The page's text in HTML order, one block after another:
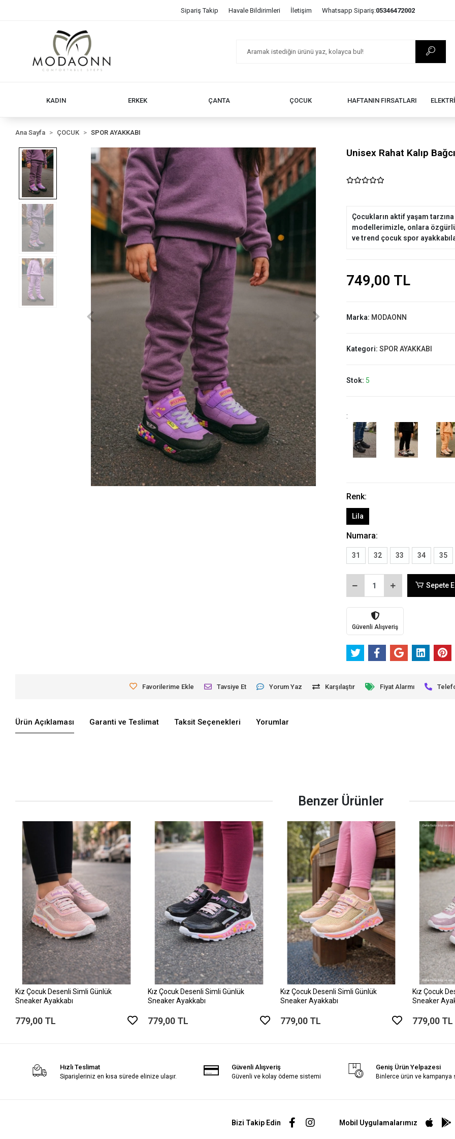
Sipariş Takip Havale Bildirimleri İletişim Whatsapp Sipariş:05346472002
KADIN ERKEK ÇANTA ÇOCUK HAFTANIN FIRSATLARI
Ana Sayfa ÇOCUK SPOR AYAKKABI
Unisex Rahat Kalıp
Çocukların aktif yaşam
modellerimizle, onlara
ve trend çocuk spor
749,00 TL
Marka: MODAONN
Kategori: SPOR AYAKKABI
Stok: 5
:
Renk:
Lila
Numara:
31 32 33 34 35
Sepete
Güvenli Alışveriş
Favorilerime Ekle Tavsiye Et Yorum Yaz Karşılaştır Fiyat Alarmı
Ürün Açıklaması Garanti ve Teslimat Taksit Seçenekleri Yorumlar
Benzer Ürünler
Kız Çocuk Desenli Simli Günlük
Sneaker Ayakkabı
779,00 TL
Kız Çocuk Desenli Simli Günlük
Sneaker Ayakkabı
779,00 TL
Kız Çocuk Desenli Simli Günlük
Sneaker Ayakkabı
779,00 TL
Kız Çocuk
Sneaker
779,00 TL
Hızlı Teslimat
Siparişleriniz en kısa sürede elinize ulaşır.
Güvenli Alışveriş
Güvenli ve kolay ödeme sistemi
Geniş Ürün Yelpazesi
Binlerce ürün ve kampanya
Bizi Takip Edin Mobil Uygulamalarımız